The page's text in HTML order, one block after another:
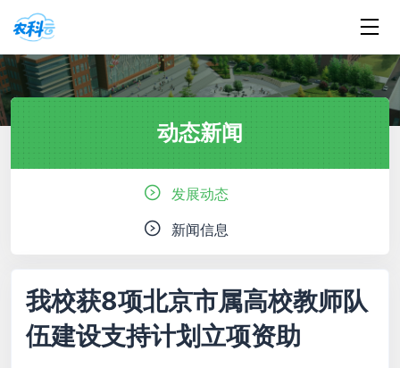
动态新闻
发展动态
新闻信息
我校获8项北京市属高校教师队
伍建设支持计划立项资助